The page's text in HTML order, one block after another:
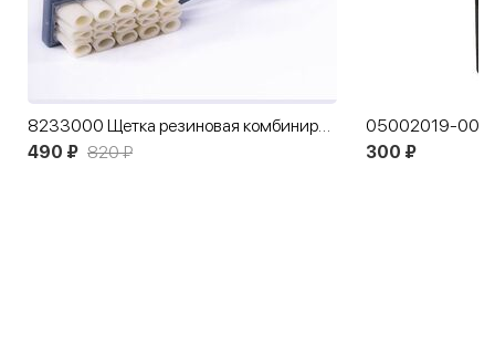
8233000 Щетка резиновая комбинированная Salamander
490 ₽ 820 ₽ 300 ₽